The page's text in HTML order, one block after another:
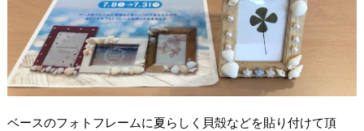
ベースのフォトフレームに夏らしく貝殻などを貼り付けて頂